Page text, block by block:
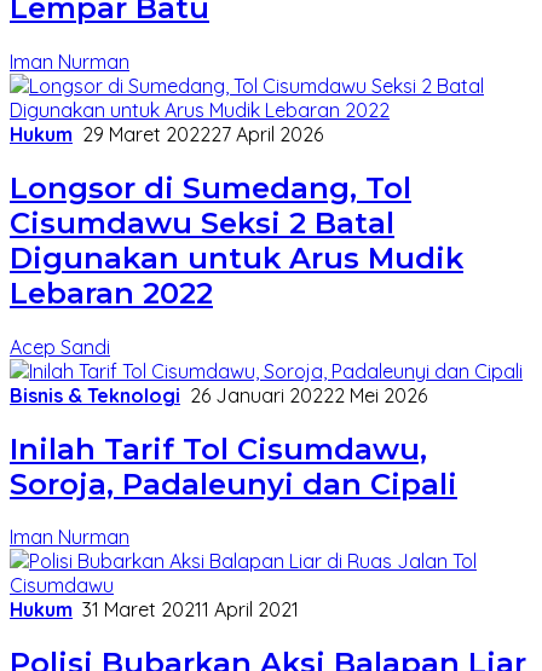
Lempar Batu
Iman Nurman
Hukum 29 Maret 202227 April 2026
Longsor di Sumedang, Tol
Cisumdawu Seksi 2 Batal
Digunakan untuk Arus Mudik
Lebaran 2022
Acep Sandi
Bisnis & Teknologi 26 Januari 20222 Mei 2026
Inilah Tarif Tol Cisumdawu,
Soroja, Padaleunyi dan Cipali
Iman Nurman
Hukum 31 Maret 20211 April 2021
Polisi Bubarkan Aksi Balapan Liar